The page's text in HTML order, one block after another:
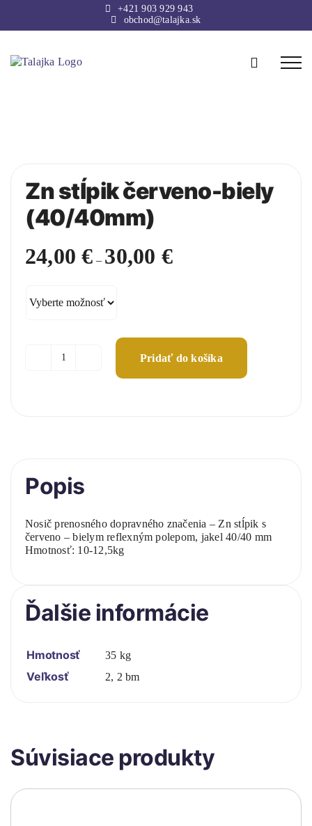
content
+421 903 929 943
obchod@talajka.sk
Zn stĺpik červeno-biely
(40/40mm)
24,00€ – 30,00 €Price
range:
množstvo
Pridať do košíka
Popis
Nosič prenosného dopravného značenia – Zn stĺpik s
červeno – bielym reflexným polepom, jakel 40/40 mm
Hmotnosť: 10-12,5kg
Ďalšie informácie
Hmotnosť 35 kg
Veľkosť 2, 2 bm
Súvisiace produkty